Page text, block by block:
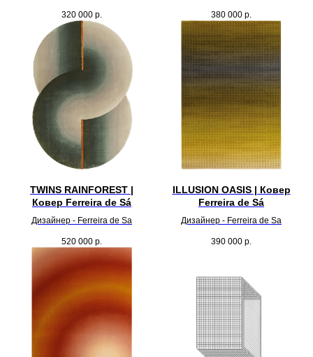
320 000 р. 380 000 р.
TWINS RAINFOREST |
Ковер Ferreira de Sá
Дизайнер - Ferreira de Sa
520 000 р.
ILLUSION OASIS | Ковер
Ferreira de Sá
Дизайнер - Ferreira de Sa
390 000 р.